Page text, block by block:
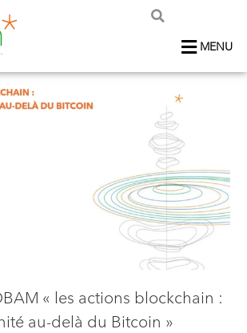
MENU
« les actions blockchain :
au-delà du Bitcoin »